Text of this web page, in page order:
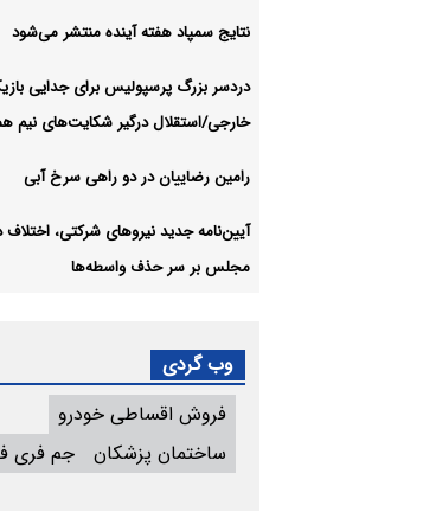
نتایج سمپاد هفته آینده منتشر می‌شود
دردسر بزرگ پرسپولیس برای جدایی
خارجی/استقلال درگیر شکایت‌های نیم
رامین رضاییان در دو راهی سرخ آبی
آیین‌نامه جدید نیروهای شرکتی،
مجلس بر سر حذف واسطه‌ها
وب گردی
فروش اقساطی خودرو
ساختمان پزشکان
جم فری